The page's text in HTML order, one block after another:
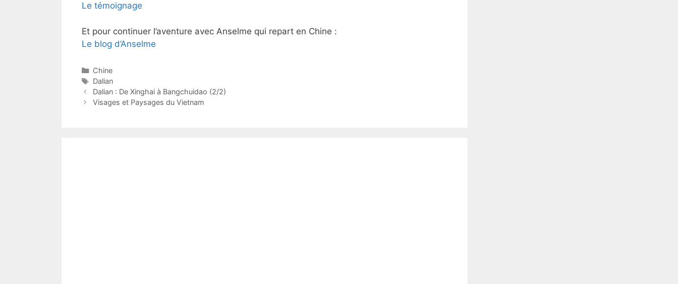
Le témoignage
Et pour continuer l’aventure avec Anselme qui repart en Chine :
Le blog d’Anselme
Catégories
Chine
Étiquettes
Dalian
Dalian : De Xinghai à Bangchuidao (2/2)
Visages et Paysages du Vietnam